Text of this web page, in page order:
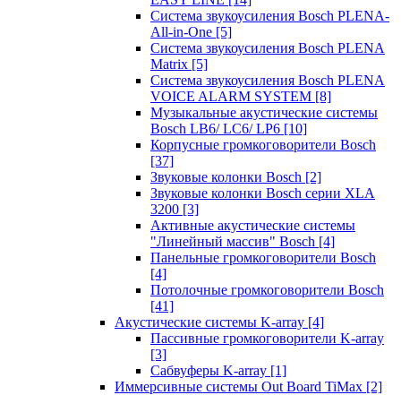
Система звукоусиления Bosch PLENA-
All-in-One [5]
Система звукоусиления Bosch PLENA
Matrix [5]
Система звукоусиления Bosch PLENA
VOICE ALARM SYSTEM [8]
Музыкальные акустические системы
Bosch LB6/ LC6/ LP6 [10]
Корпусные громкоговорители Bosch
[37]
Звуковые колонки Bosch [2]
Звуковые колонки Bosch серии XLA
3200 [3]
Активные акустические системы
"Линейный массив" Bosch [4]
Панельные громкоговорители Bosch
[4]
Потолочные громкоговорители Bosch
[41]
Акустические системы K-array [4]
Пассивные громкоговорители K-array
[3]
Сабвуферы K-array [1]
Иммерсивные системы Out Board TiMax [2]